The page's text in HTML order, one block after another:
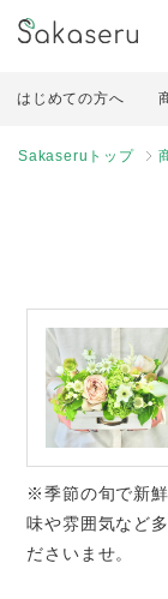
はじめての方へ
Sakaseruトップ
※季節の旬で新
味や雰囲気など
ださいませ。